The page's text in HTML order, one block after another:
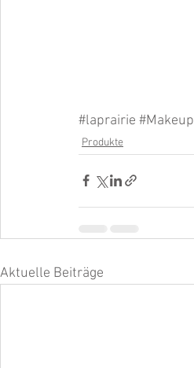
#laprairie #Makeup
Produkte
Aktuelle Beiträge